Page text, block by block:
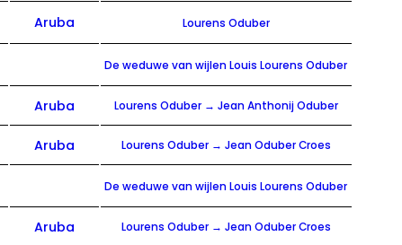
Aruba Lourens Oduber
De weduwe van wijlen Louis Lourens Oduber
Aruba Lourens Oduber → Jean Anthonij Oduber
Aruba Lourens Oduber → Jean Oduber Croes
De weduwe van wijlen Louis Lourens Oduber
Aruba Lourens Oduber → Jean Oduber Croes